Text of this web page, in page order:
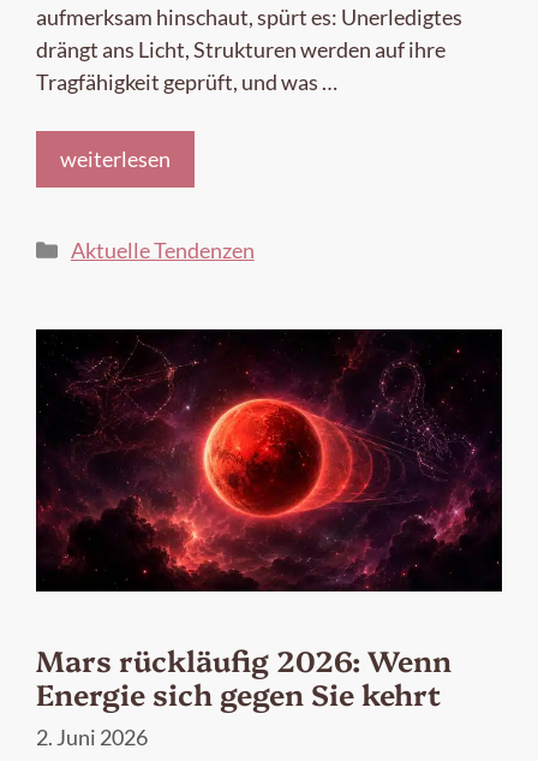
aufmerksam hinschaut, spürt es: Unerledigtes
drängt ans Licht, Strukturen werden auf ihre
Tragfähigkeit geprüft, und was …
weiterlesen
Kategorien
Aktuelle Tendenzen
Mars rückläufig 2026: Wenn
Energie sich gegen Sie kehrt
2. Juni 2026